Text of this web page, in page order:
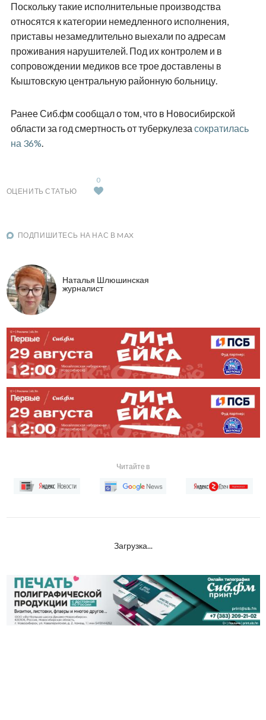
Поскольку такие исполнительные производства
относятся к категории немедленного исполнения,
приставы незамедлительно выехали по адресам
проживания нарушителей. Под их контролем и в
сопровождении медиков все трое доставлены в
Кыштовскую центральную районную больницу.
Ранее Сиб.фм сообщал о том, что в Новосибирской
области за год смертность от туберкулеза сократилась
на 36%.
ОЦЕНИТЬ СТАТЬЮ
0
ПОДПИШИТЕСЬ НА НАС В MAX
Наталья Шлюшинская
журналист
Читайте в
Загрузка...